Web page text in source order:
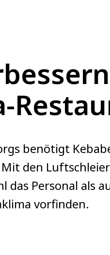
benötigt
den
Personal als
vorfinden.